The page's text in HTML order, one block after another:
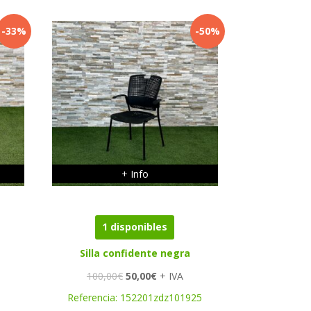
-33% -50%
1 disponibles
Silla confidente negra
100,00€ El
precio
50,00€El
precio
+ IVA
Referencia: 152201zdz101925
+ Info